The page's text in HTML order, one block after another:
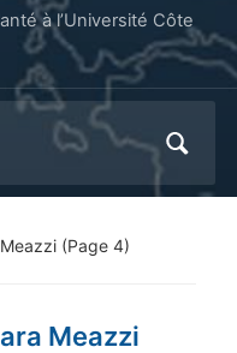
à l’Université Côte
(Page 4)
Meazzi